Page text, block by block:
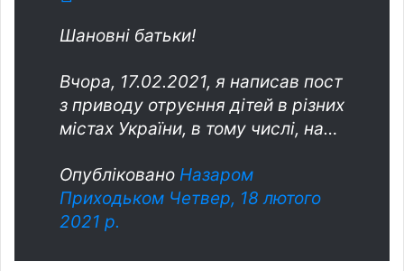
Шановні батьки!
Вчора, 17.02.2021, я написав пост
з приводу отруєння дітей в різних
містах України, в тому числі, на…
Опубліковано Назаром
Приходьком Четвер, 18 лютого
2021 р.